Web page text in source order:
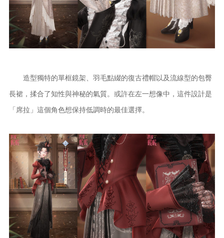
造型獨特的單框鏡架、羽毛點綴的復古禮帽以及流線型的包臀
長裙，揉合了知性與神秘的氣質。或許在左一想像中，這件設計是
「席拉」這個角色想保持低調時的最佳選擇。